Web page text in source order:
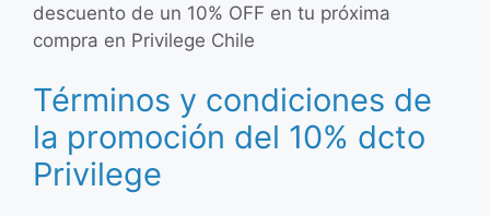
descuento de un 10% OFF en tu próxima
compra en Privilege Chile
Términos y condiciones de
la promoción del 10% dcto
Privilege